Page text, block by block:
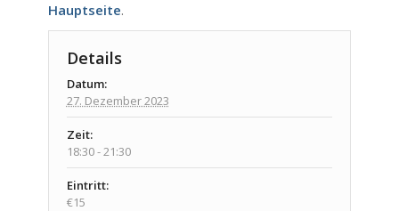
Hauptseite.
Details
Datum:
27. Dezember 2023
Zeit:
18:30 - 21:30
Eintritt:
€15